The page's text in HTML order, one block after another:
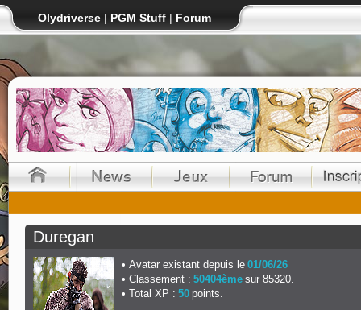
Olydriverse | PGM Stuff | Forum
Duregan
Avatar existant depuis le 01/06/26
Classement : 50404ème sur 85320.
Total XP : 50 points.